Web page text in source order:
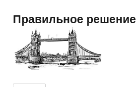
Правильное решение